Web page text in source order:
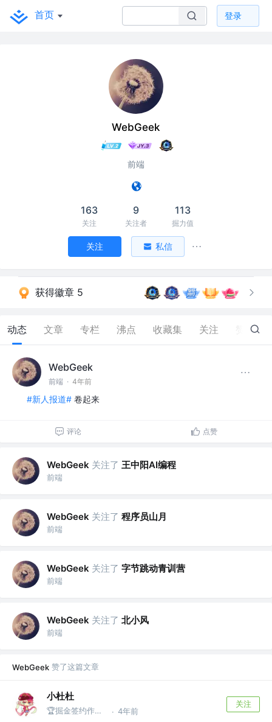
首页 登录
WebGeek
前端
163
关注
9
关注者
113
掘力值
关注 私信
获得徽章 5
动态 文章 专栏 沸点 收藏集 关注 13
WebGeek
前端 · 4年前
#新人报道# 卷起来
评论 点赞
WebGeek 关注了 王中阳AI编程
前端
WebGeek 关注了 程序员山月
前端
WebGeek 关注了 字节跳动青训营
前端
WebGeek 关注了 北小风
前端
WebGeek 赞了这篇文章
小杜杜
🏆掘金签约作者 @公众号：杜杜的全栈之旅 · 4年前
关注